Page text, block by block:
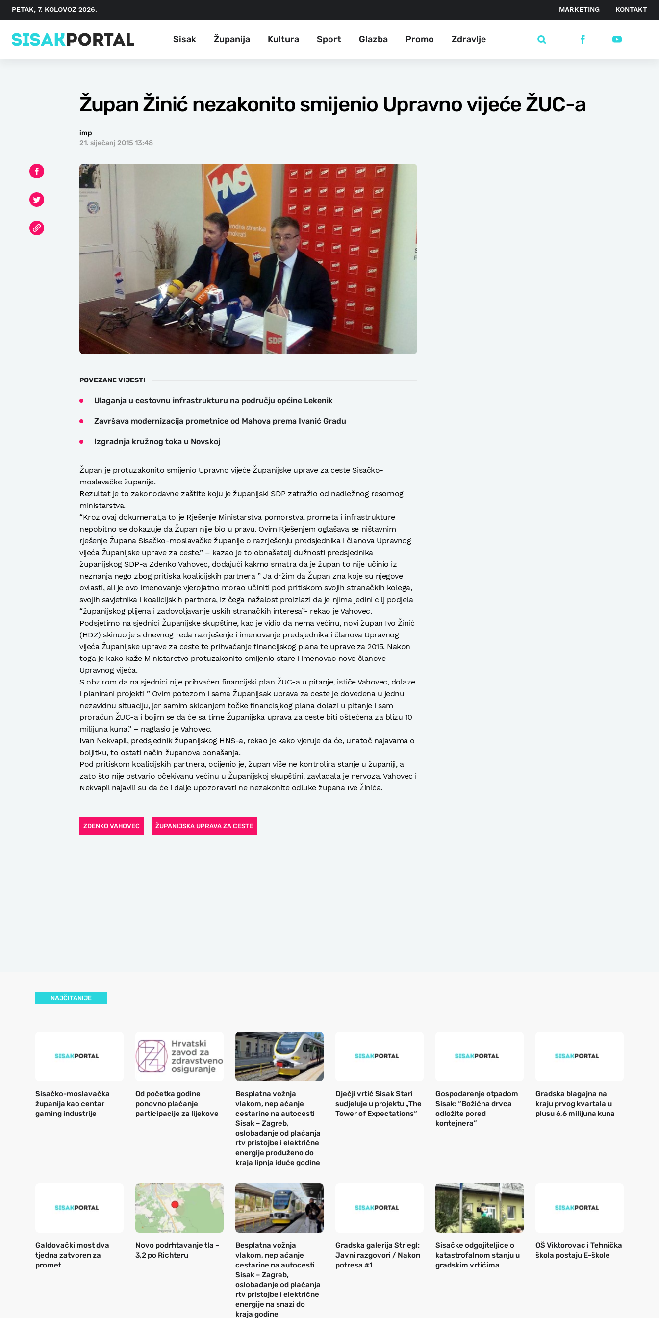
PETAK, 7. KOLOVOZ 2026. MARKETING KONTAKT
Sisak Županija Kultura Sport Glazba Promo Zdravlje
Župan Žinić nezakonito smijenio Upravno vijeće ŽUC-a
imp
21. siječanj 2015 13:48
POVEZANE VIJESTI
Ulaganja u cestovnu infrastrukturu na području općine Lekenik
Završava modernizacija prometnice od Mahova prema Ivanić Gradu
Izgradnja kružnog toka u Novskoj
Župan je protuzakonito smijenio Upravno vijeće Županijske uprave za ceste Sisačko-
moslavačke županije.
Rezultat je to zakonodavne zaštite koju je županijski SDP zatražio od nadležnog resornog
ministarstva.
“Kroz ovaj dokumenat,a to je Rješenje Ministarstva pomorstva, prometa i infrastrukture
nepobitno se dokazuje da Župan nije bio u pravu. Ovim Rješenjem oglašava se ništavnim
rješenje Župana Sisačko-moslavačke županije o razrješenju predsjednika i članova Upravnog
vijeća Županijske uprave za ceste.” – kazao je to obnašatelj dužnosti predsjednika
županijskog SDP-a Zdenko Vahovec, dodajući kakmo smatra da je župan to nije učinio iz
neznanja nego zbog pritiska koalicijskih partnera ” Ja držim da Župan zna koje su njegove
ovlasti, ali je ovo imenovanje vjerojatno morao učiniti pod pritiskom svojih stranačkih kolega,
svojih savjetnika i koalicijskih partnera, iz čega nažalost proizlazi da je njima jedini cilj podjela
“županijskog plijena i zadovoljavanje uskih stranačkih interesa”- rekao je Vahovec.
Podsjetimo na sjednici Županijske skupštine, kad je vidio da nema većinu, novi župan Ivo Žinić
(HDZ) skinuo je s dnevnog reda razrješenje i imenovanje predsjednika i članova Upravnog
vijeća Županijske uprave za ceste te prihvaćanje financijskog plana te uprave za 2015. Nakon
toga je kako kaže Ministarstvo protuzakonito smijenio stare i imenovao nove članove
Upravnog vijeća.
S obzirom da na sjednici nije prihvaćen financijski plan ŽUC-a u pitanje, ističe Vahovec, dolaze
i planirani projekti ” Ovim potezom i sama Županijsak uprava za ceste je dovedena u jednu
nezavidnu situaciju, jer samim skidanjem točke financisjkog plana dolazi u pitanje i sam
proračun ŽUC-a i bojim se da će sa time Županijska uprava za ceste biti oštećena za blizu 10
milijuna kuna.” – naglasio je Vahovec.
Ivan Nekvapil, predsjednik županijskog HNS-a, rekao je kako vjeruje da će, unatoč najavama o
boljitku, to ostati način županova ponašanja.
Pod pritiskom koalicijskih partnera, ocijenio je, župan više ne kontrolira stanje u županiji, a
zato što nije ostvario očekivanu većinu u Županijskoj skupštini, zavladala je nervoza. Vahovec i
Nekvapil najavili su da će i dalje upozoravati ne nezakonite odluke župana Ive Žinića.
ZDENKO VAHOVEC ŽUPANIJSKA UPRAVA ZA CESTE
NAJČITANIJE
Sisačko-moslavačka
županija kao centar
gaming industrije
Od početka godine
ponovno plaćanje
participacije za lijekove
Besplatna vožnja
vlakom, neplaćanje
cestarine na autocesti
Sisak – Zagreb,
oslobađanje od plaćanja
rtv pristojbe i električne
energije produženo do
kraja lipnja iduće godine
Dječji vrtić Sisak Stari
sudjeluje u projektu „The
Tower of Expectations“
Gospodarenje otpadom
Sisak: “Božićna drvca
odložite pored
kontejnera”
Gradska blagajna na
kraju prvog kvartala u
plusu 6,6 milijuna kuna
Galdovački most dva
tjedna zatvoren za
promet
Novo podrhtavanje tla –
3,2 po Richteru
Besplatna vožnja
vlakom, neplaćanje
cestarine na autocesti
Sisak – Zagreb,
oslobađanje od plaćanja
rtv pristojbe i električne
energije na snazi do
kraja godine
Gradska galerija Striegl:
Javni razgovori / Nakon
potresa #1
Sisačke odgojiteljice o
katastrofalnom stanju u
gradskim vrtićima
OŠ Viktorovac i Tehnička
škola postaju E-škole